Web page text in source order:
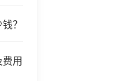
？
用